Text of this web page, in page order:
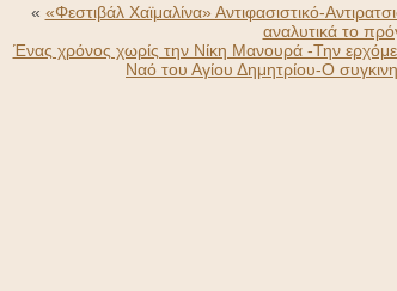
« «Φεστιβάλ Χαϊμαλίνα» Αντιφασιστικό-
αναλυτικά το
Ένας χρόνος χωρίς την Νίκη Μανουρά -Την
Ναό του Αγίου Δημητρίου-Ο